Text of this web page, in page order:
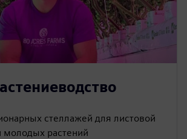
стеллажей для листовой
молодых растений